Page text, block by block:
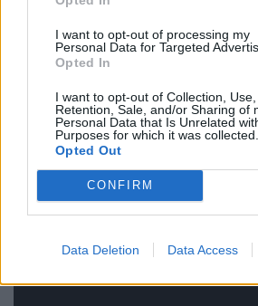
I want to opt-out of processing my
Personal Data for Targeted
Opted In
I want to opt-out of Collection, Use,
Retention, Sale, and/or Sharing of
Personal Data that Is Unrelated
Purposes for which it was collected.
Opted Out
CONFIRM
Data Deletion Data Access